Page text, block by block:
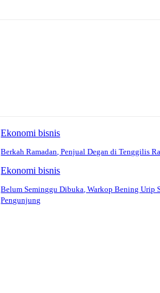
Ekonomi bisnis
Berkah Ramadan, Penjual Degan di Tenggilis
Ekonomi bisnis
Belum Seminggu Dibuka, Warkop Bening Urip
Pengunjung